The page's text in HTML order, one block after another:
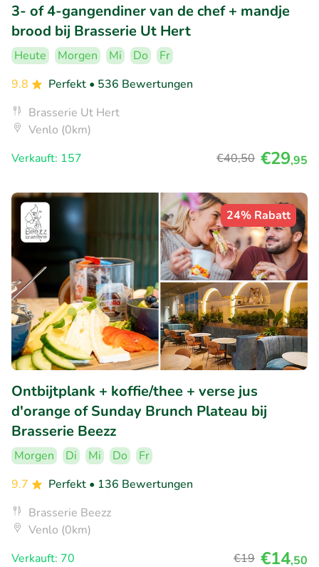
3- of 4-gangendiner van de chef + mandje
brood bij Brasserie Ut Hert
Heute Morgen Mi Do
Fr
9.8
Perfekt • 536 Bewertungen
Brasserie Ut Hert
Venlo (0km)
Verkauft: 157
€40,50 €29,95
24% Rabatt
Ontbijtplank + koffie/thee + verse jus
d'orange of Sunday Brunch Plateau bij
Brasserie Beezz
Morgen Di Mi Do
Fr
9.7
Perfekt • 136 Bewertungen
Brasserie Beezz
Venlo (0km)
Verkauft: 70
€19 €14,50